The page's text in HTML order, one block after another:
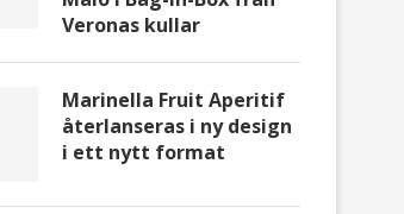
Veronas kullar
Marinella Fruit Aperitif
återlanseras i ny design
i ett nytt format